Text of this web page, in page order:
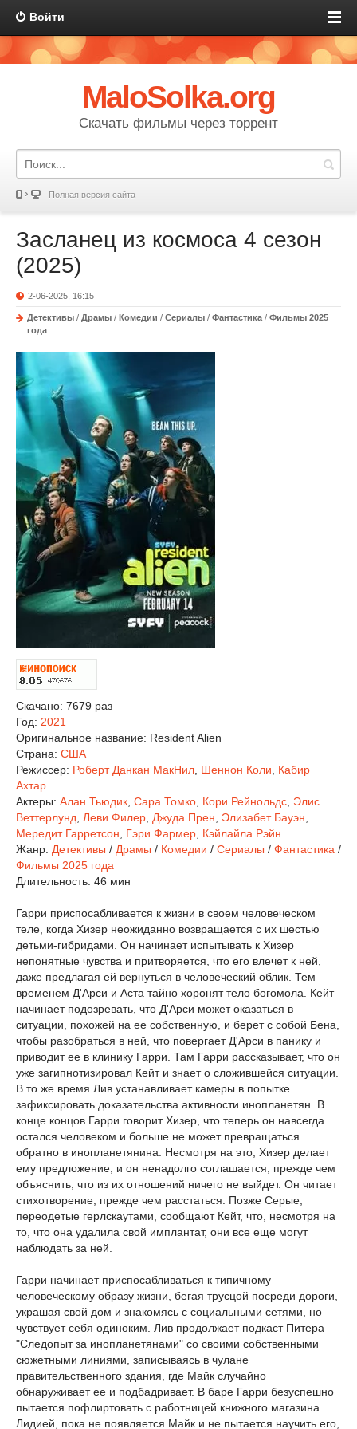
Войти
MaloSolka.org
Скачать фильмы через торрент
Полная версия сайта
Засланец из космоса 4 сезон
(2025)
2-06-2025, 16:15
Детективы / Драмы / Комедии / Сериалы / Фантастика / Фильмы 2025
года
Скачано: 7679 раз
Год: 2021
Оригинальное название: Resident Alien
Страна: США
Режиссер: Роберт Данкан МакНил Шеннон Коли
Кабир
Ахтар
Актеры: Алан Тьюдик Сара Томко Кори Рейнольдс Элис
Веттерлунд Леви Филер Джуда Прен Элизабет Бауэн
Мередит Гарретсон
Гэри Фармер Кэйлайла Рэйн
Жанр: Детективы / Драмы / Комедии / Сериалы / Фантастика /
Фильмы 2025 года
Длительность: 46 мин
Гарри приспосабливается к жизни в своем человеческом
теле, когда Хизер неожиданно возвращается с их шестью
детьми-гибридами. Он начинает испытывать к Хизер
непонятные чувства и притворяется, что его влечет к ней,
даже предлагая ей вернуться в человеческий облик. Тем
временем Д'Арси и Аста тайно хоронят тело богомола. Кейт
начинает подозревать, что Д'Арси может оказаться в
ситуации, похожей на ее собственную, и берет с собой Бена,
чтобы разобраться в ней, что повергает Д'Арси в панику и
приводит ее в клинику Гарри. Там Гарри рассказывает, что он
уже загипнотизировал Кейт и знает о сложившейся ситуации.
В то же время Лив устанавливает камеры в попытке
зафиксировать доказательства активности инопланетян. В
конце концов Гарри говорит Хизер, что теперь он навсегда
остался человеком и больше не может превращаться
обратно в инопланетянина. Несмотря на это, Хизер делает
ему предложение, и он ненадолго соглашается, прежде чем
объяснить, что из их отношений ничего не выйдет. Он читает
стихотворение, прежде чем расстаться. Позже Серые,
переодетые герлскаутами, сообщают Кейт, что, несмотря на
то, что она удалила свой имплантат, они все еще могут
наблюдать за ней.
Гарри начинает приспосабливаться к типичному
человеческому образу жизни, бегая трусцой посреди дороги,
украшая свой дом и знакомясь с социальными сетями, но
чувствует себя одиноким. Лив продолжает подкаст Питера
"Следопыт за инопланетянами" со своими собственными
сюжетными линиями, записываясь в чулане
правительственного здания, где Майк случайно
обнаруживает ее и подбадривает. В баре Гарри безуспешно
пытается пофлиртовать с работницей книжного магазина
Лидией, пока не появляется Майк и не пытается научить его,